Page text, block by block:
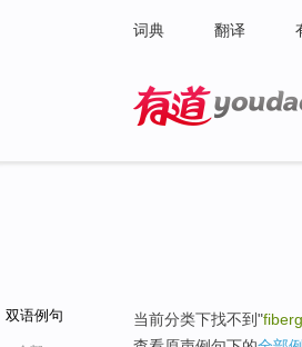
词典 翻译
双语例句 当前分类下找不到"